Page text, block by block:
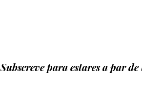
Subscreve para estares a par